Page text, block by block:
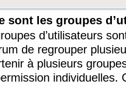
sont les groupes
d’utilisateurs
de regrouper
à plusieurs
individuelles.